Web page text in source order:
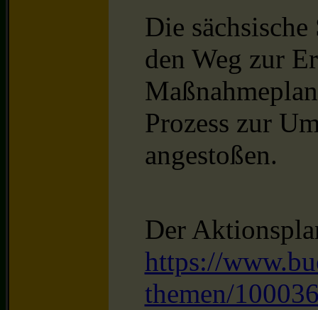
Die
den Weg zur
Prozess zur
angestoßen.
Der
https://
themen/